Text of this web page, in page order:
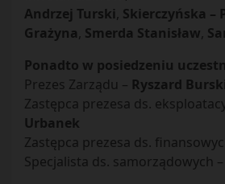
Andrzej Turski, Skierczyńska –
Grażyna, Smerda Stanisław,
Ponadto w posiedzeniu
Prezes Zarządu – Ryszard Burski
Zastępca prezesa ds.
Urbanek
Zastępca prezesa ds.
Specjalista ds. samorządowych –